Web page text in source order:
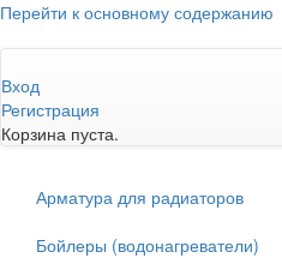
Перейти к основному содержанию
Вход
Регистрация
Корзина пуста.
Арматура для радиаторов
Бойлеры (водонагреватели)